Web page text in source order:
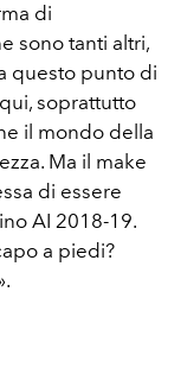
di
sono tanti altri,
questo punto di
soprattutto
il mondo della
Ma il make
di essere
AI 2018-19.
a piedi?